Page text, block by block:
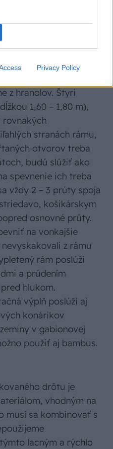
Privacy Policy
drevené steny, či
výpletom.
výplň je vypletaná
z hranolov. Štyri
1,60 – 1,80 m),
stranách rámu,
otvorov treba
budú slúžiť ako
spevnenie ich treba
vždy 2 – 3 prúty spoja
košikárskym
osnovné prúty.
na vonkajšie
z rámu
rám poslúži
a prúdením
hlukom.
výplň poslúži aj
konárikov
v gabionovej
použiť aj bambus.
drôtu je
vhodným na
musí sa kombinovať s
lacným a rýchlo